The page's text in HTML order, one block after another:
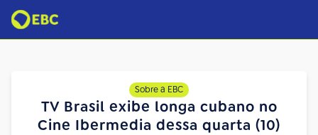
Sobre a EBC
TV Brasil exibe longa cubano no
Cine Ibermedia dessa quarta (10)